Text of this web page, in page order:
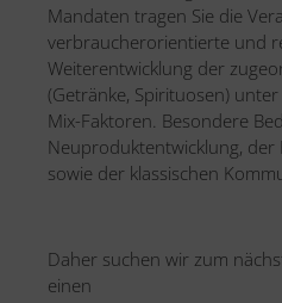
Mandaten tragen Sie die
verbraucherorientierte und
Weiterentwicklung der
(Getränke, Spirituosen)
Mix-Faktoren. Besondere
Neuproduktentwicklung,
sowie der klassischen
Daher suchen wir zum
einen